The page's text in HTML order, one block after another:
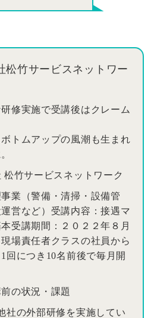
松竹サービスネットワー
修実施で受講後はクレーム
トムアップの風潮も生まれ
松竹サービスネットワーク
業（警備・清掃・設備管
営など）受講内容：接遇マ
受講期間：２０２２年８月
現場責任者クラスの社員から
回につき10名前後で毎月開
の状況・課題
社の外部研修を実施してい